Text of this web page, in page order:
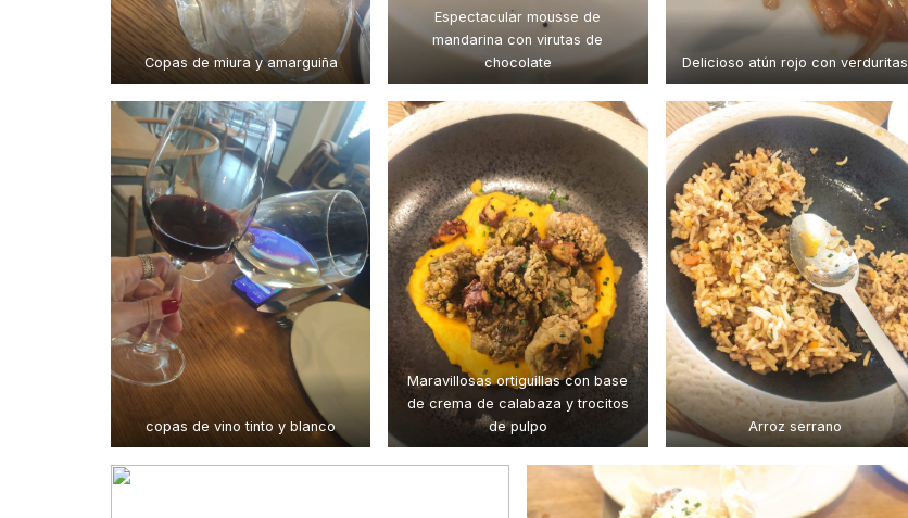
Copas de miura y amarguiña
Espectacular mousse de
mandarina con virutas de
chocolate
Delicioso atún rojo con verduritas
copas de vino tinto y blanco
Maravillosas ortiguillas con base
de crema de calabaza y trocitos
de pulpo
Arroz serrano